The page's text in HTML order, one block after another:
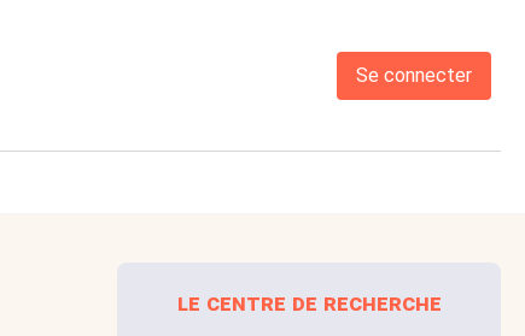
Se connecter
le centre de recherche